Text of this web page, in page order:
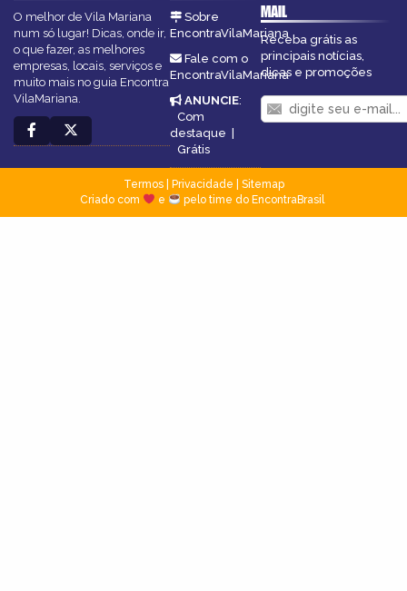
O melhor de Vila Mariana
num só lugar! Dicas, onde ir,
o que fazer, as melhores
empresas, locais, serviços e
muito mais no guia Encontra
VilaMariana.
Sobre
EncontraVilaMariana
Fale com o
EncontraVilaMariana
ANUNCIE:
Com
destaque |
Grátis
MAIL
Receba grátis as
principais notícias,
dicas e promoções
Termos| Privacidade
Sitemap
Criado com
e pelo time do EncontraBrasil